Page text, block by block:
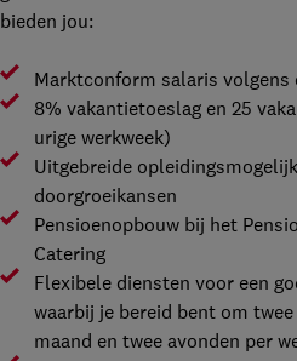
bieden jou:
Marktconform salaris volgens
8% vakantietoeslag en 25
urige werkweek)
Uitgebreide
doorgroeikansen
Pensioenopbouw bij het
Catering
Flexibele diensten voor een
waarbij je bereid bent om
maand en twee avonden per